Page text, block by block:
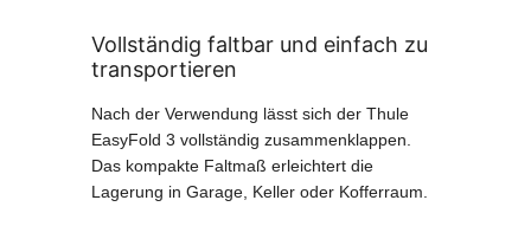
Vollständig faltbar und einfach zu
transportieren
Nach der Verwendung lässt sich der Thule
EasyFold 3 vollständig zusammenklappen.
Das kompakte Faltmaß erleichtert die
Lagerung in Garage, Keller oder Kofferraum.